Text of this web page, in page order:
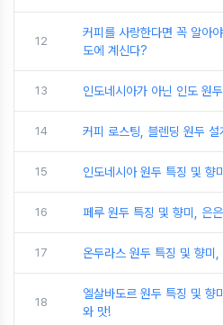
12
커피를 사랑한다면 꼭 알아
도에 계신다?
13 인도네시아가 아닌 인도 원
14 커피 로스팅, 블렌딩 원두 설
15 인도네시아 원두 특징 및 향
16 페루 원두 특징 및 향미, 은
17 온두라스 원두 특징 및 향미
18
엘살바도르 원두 특징 및 향
와 맛!